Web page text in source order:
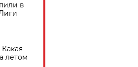
в
летом